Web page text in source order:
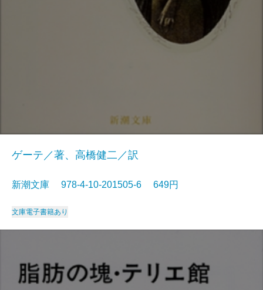
ゲーテ／著、高橋健二／訳
新潮文庫 978-4-10-201505-6 649円
文庫電子書籍あり